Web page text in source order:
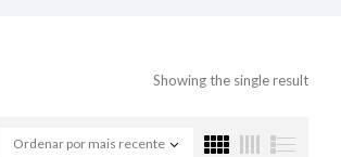
Showing the single result
Ordenar por mais recente